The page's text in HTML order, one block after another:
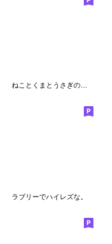
ねことくまとうさぎの絵文字
ラブリーでハイレズな。